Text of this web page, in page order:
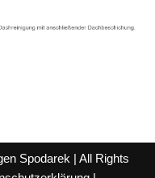
Spodarek | All Rights